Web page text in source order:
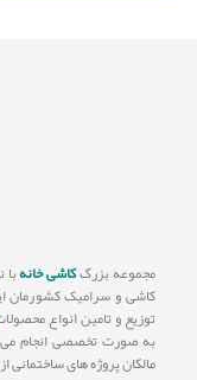
مجموعه بزرگکاشی خانهبا
کاشی و سرامیک کشورمان
توزیع و تامین انواع
به صورت تخصصی انجام می
مالکان پروژه های